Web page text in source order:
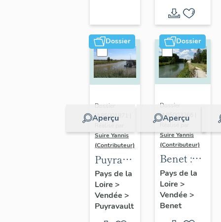
de
Damvix
Dossier
Aperçu
Dossier
IA85001871 |
Suire Yannis
(Contributeur)
Puyravault
:
présentation
de la
commune
Pays de la
Loire >
Vendée >
Puyravault
Dossier
Aperçu
Dossier
IA85003266 |
Suire Yannis
(Contributeur)
Benet :
présentation
de la
commune
Pays de la
Loire >
Vendée >
Benet